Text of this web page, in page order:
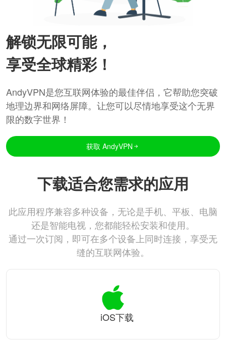
解锁无限可能，
享受全球精彩！
AndyVPN是您互联网体验的最佳伴侣，它帮助您突破
地理边界和网络屏障。让您可以尽情地享受这个无界
限的数字世界！
获取 AndyVPN
下载适合您需求的应用
此应用程序兼容多种设备，无论是手机、平板、电脑
还是智能电视，您都能轻松安装和使用。
通过一次订阅，即可在多个设备上同时连接，享受无
缝的互联网体验。
iOS下载